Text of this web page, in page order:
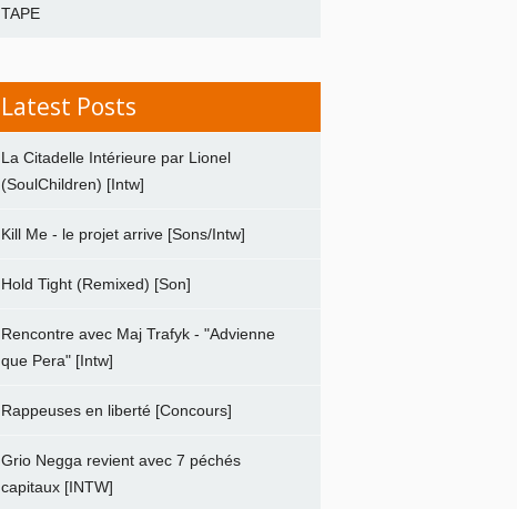
TAPE
Latest Posts
La Citadelle Intérieure par Lionel
(SoulChildren) [Intw]
Kill Me - le projet arrive [Sons/Intw]
Hold Tight (Remixed) [Son]
Rencontre avec Maj Trafyk - "Advienne
que Pera" [Intw]
Rappeuses en liberté [Concours]
Grio Negga revient avec 7 péchés
capitaux [INTW]